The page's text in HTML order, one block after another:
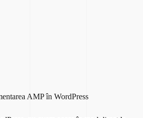
AMP în WordPress